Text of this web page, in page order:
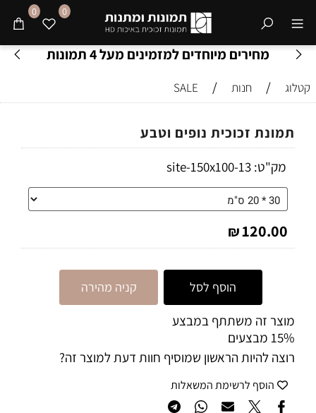
מחירים מיוחדים למזמינים מעל 4 תמונות
0 0
קטלוג / חנות /
SALE
תמונת זכוכית נופים וטבע
מק"ט: 13-site-150x100
₪120.00
הוסף לסל קניה מהירה
מוצר זה משתתף במבצע
15% מבצעים
רוצה להיות הראשון שמוסיף חוות דעת למוצר זה?
הוסף לרשימת המשאלות